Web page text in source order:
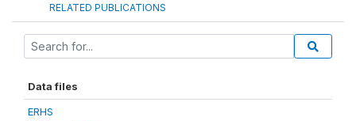
RELATED PUBLICATIONS
Data files
ERHS